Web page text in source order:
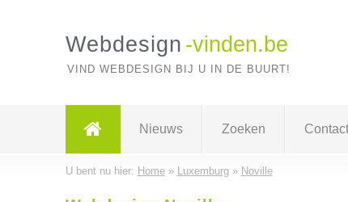
Webdesign -vinden.be
VIND WEBDESIGN BIJ U IN DE BUURT!
Nieuws Zoeken Contact
U bent nu hier: Home» Luxemburg» Noville